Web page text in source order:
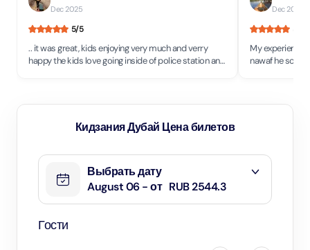
Dec 2025
5/5
.. it was great, kids enjoying very much and verry
happy the kids love going inside of police station and
Dec 2025
My experience
nawaf he somuch
Кидзания Дубай Цена билетов
Выбрать дату
August 06 - от RUB 2544.3
Гости